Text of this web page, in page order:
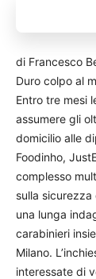
di Francesco
Duro colpo al
Entro tre mesi
assumere gli
domicilio alle
Foodinho,
complesso
sulla
una lunga
carabinieri
Milano.
interessate di